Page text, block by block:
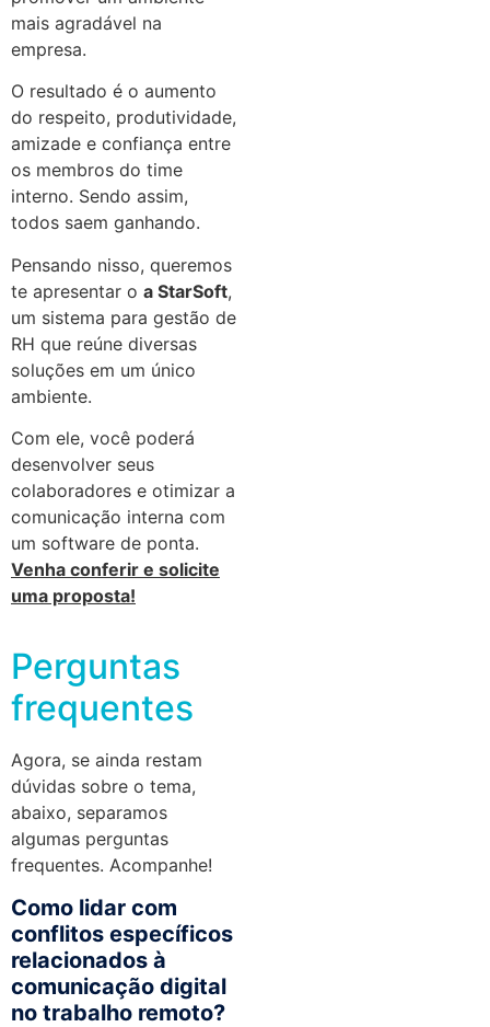
mais agradável na
empresa.
O resultado é o aumento
do respeito, produtividade,
amizade e confiança entre
os membros do time
interno. Sendo assim,
todos saem ganhando.
Pensando nisso, queremos
te apresentar o a StarSoft,
um sistema para gestão de
RH que reúne diversas
soluções em um único
ambiente.
Com ele, você poderá
desenvolver seus
colaboradores e otimizar a
comunicação interna com
um software de ponta.
Venha conferir e solicite
uma proposta!
Perguntas
frequentes
Agora, se ainda restam
dúvidas sobre o tema,
abaixo, separamos
algumas perguntas
frequentes. Acompanhe!
Como lidar com
conflitos específicos
relacionados à
comunicação digital
no trabalho remoto?